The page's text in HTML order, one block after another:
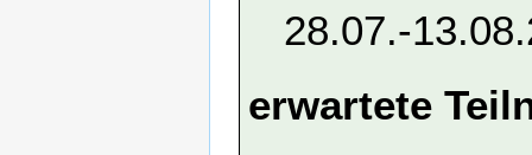
28.07.-
erwartete